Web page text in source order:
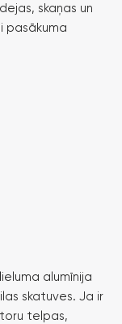
skaņas un
pasākuma
alumīnija
skatuves. Ja ir
telpas,